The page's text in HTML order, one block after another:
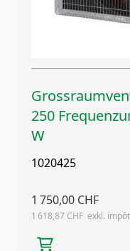
250
W
1020425
1 750,00 CHF
1 618,87 CHF